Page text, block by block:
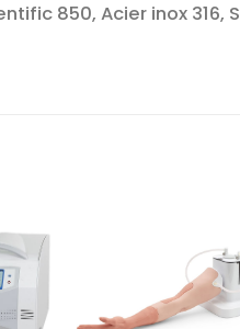
850, Acier inox 316,
Ajouter
à la liste